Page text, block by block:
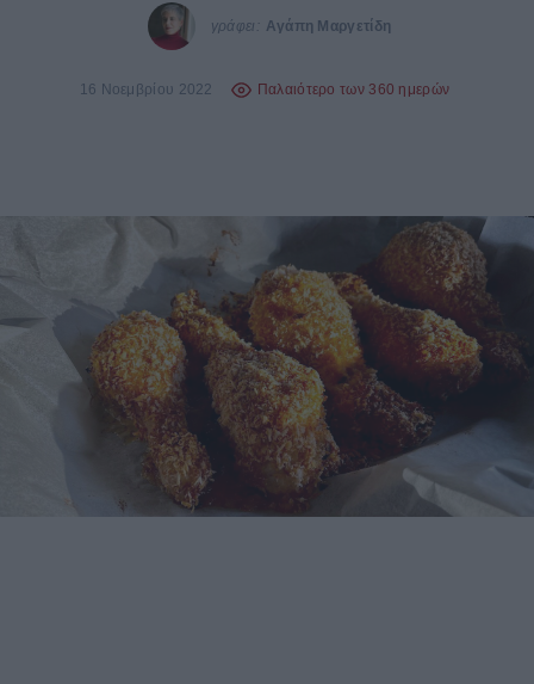
γράφει: Αγάπη Μαργετίδη
16 Νοεμβρίου 2022 Παλαιότερο των 360 ημερών